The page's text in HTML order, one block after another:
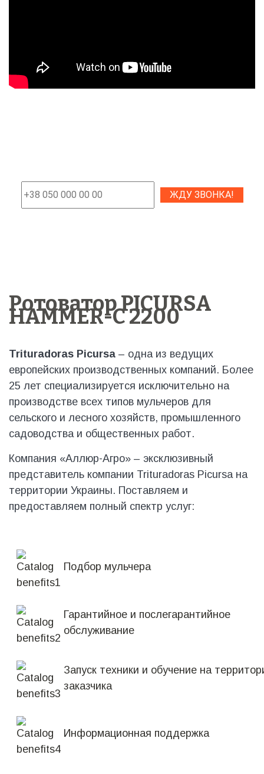
Ротоватор PICURSA
HAMMER-С 2200
Trituradoras Picursa – одна из ведущих
европейских производственных компаний. Более
25 лет специализируется исключительно на
производстве всех типов мульчеров для
сельского и лесного хозяйств, промышленного
садоводства и общественных работ.
Компания «Аллюр-Агро» – эксклюзивный
представитель компании Trituradoras Picursa на
территории Украины. Поставляем и
предоставляем полный спектр услуг:
Подбор мульчера
Гарантийное и послегарантийное
обслуживание
Запуск техники и обучение на
заказчика
Информационная поддержка